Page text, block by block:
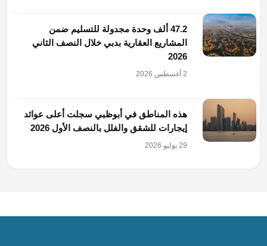
47.2 ألف وحدة مجدولة للتسليم ضمن
المشاريع العقارية بدبي خلال النصف الثاني
2026
2 أغسطس 2026
هذه المناطق في أبوظبي سجلت أعلى عوائد
إيجارات للشقق والفلل بالنصف الأول 2026
29 يوليو 2026